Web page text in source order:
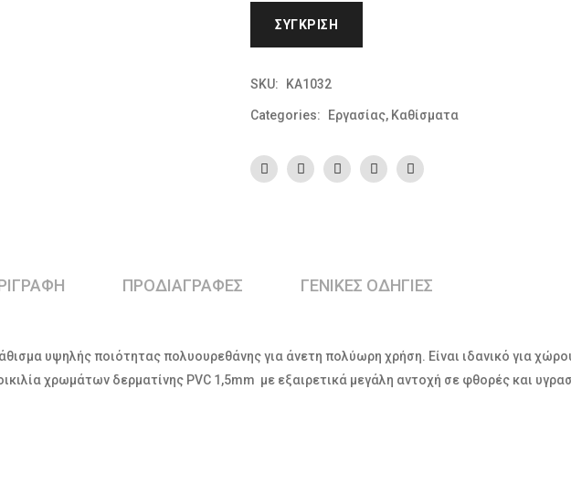
ΣΎΓΚΡΙΣΗ
SKU: KA1032
Categories: Εργασίας, Καθίσματα
ΠΡΟΔΙΑΓΡΑΦΕΣ ΓΕΝΙΚΕΣ ΟΔΗΓΙΕΣ
υψηλής ποιότητας πολυουρεθάνης για άνετη πολύωρη χρήση. Είναι ιδανικό για
χρωμάτων δερματίνης PVC 1,5mm με εξαιρετικά μεγάλη αντοχή σε φθορές και